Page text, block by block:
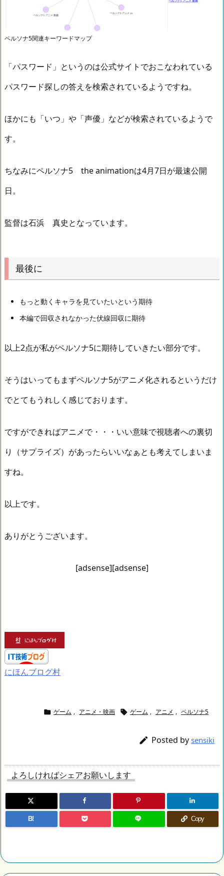
ペルソナ5関連キーワードマップ
「パスワード」というのは公式サイトでおこなわれている
パスワード探しの答えを検索されているようですね。
ほかにも「いつ」や「声優」などが検索されているようで
す。
ちなみにペルソナ5 the animationは4月7日が最速公開
日。
監督は石浜 真史となっています。
最後に
もっと動くキャラを見ていたいという期待
本編で回収されなかった伏線回収に期待
以上2点が私がペルソナ5に期待していきたい部分です。
そうはいってもまずペルソナ5がアニメ化されるというだけ
でとてもうれしく感じております。
ですができればアニメで・・・いい意味で視聴者への裏切
り（サプライズ）があったらいいなぁとも考えてしまいま
すね。
以上です。
ありがとうございます。
[adsense][adsense]
にほんブログ村
 ゲーム , アニメ・映画  ゲーム , アニメ , ペルソナ5
 Posted by sensiki
よろしければシェアお願いします
B! Copy